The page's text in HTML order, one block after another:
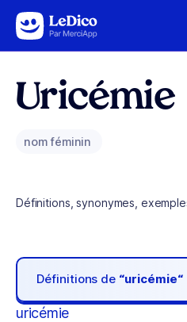
Aller au contenu
Uricémie
nom féminin
Définitions, synonymes,
Définitions de “uricémie“
uricémie